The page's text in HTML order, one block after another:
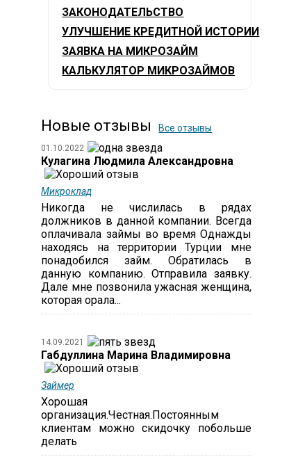
ЗАКОНОДАТЕЛЬСТВО
УЛУЧШЕНИЕ КРЕДИТНОЙ ИСТОРИИ
ЗАЯВКА НА МИКРОЗАЙМ
КАЛЬКУЛЯТОР МИКРОЗАЙМОВ
Новые отзывы Все отзывы
01.10.2022
Кулагина Людмила Александровна
Микроклад
Никогда не числилась в рядах
должников в данной компании. Всегда
оплачивала займы во время Однажды
находясь на территории Турции мне
понадобился займ. Обратилась в
данную компанию. Отправила заявку.
Дале мне позвонила ужасная женщина,
которая орала...
14.09.2021
Габдуллина Марина Владимировна
Займер
Хорошая
организация.Честная.Постоянным
клиентам можно скидочку побольше
делать